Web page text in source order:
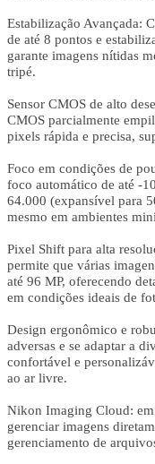
Estabilização Avançada:
de até 8 pontos e
garante imagens nítidas
tripé.
Sensor CMOS de alto
CMOS parcialmente
pixels rápida e precisa,
Foco em condições de
foco automático de até -
64.000 (expansível para
mesmo em ambientes
Pixel Shift para alta
permite que várias
até 96 MP, oferecendo
em condições ideais de
Design ergonômico e
adversas e se adaptar a
confortável e
ao ar livre.
Nikon Imaging Cloud: em
gerenciar imagens
gerenciamento de